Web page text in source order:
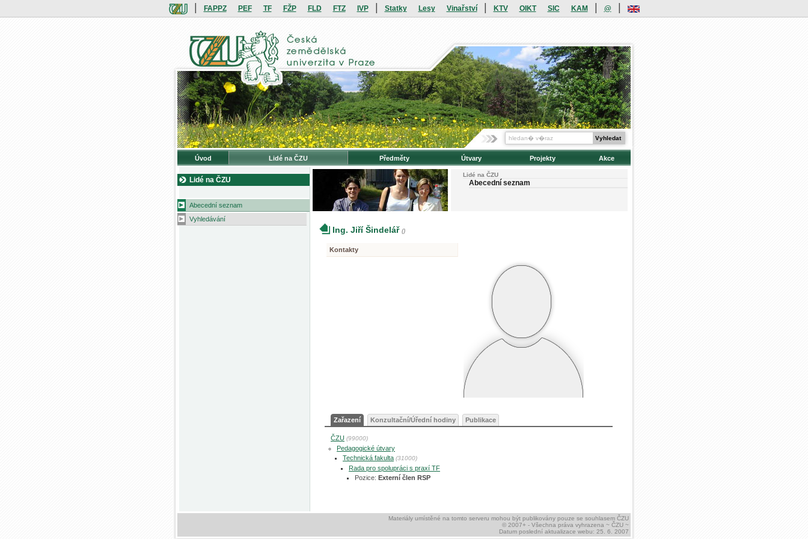
FAPPZ PEF TF FŽP FLD FTZ IVP Statky Lesy Vinařství KTV OIKT SIC KAM @
Úvod Lidé na ČZU Předměty Útvary Projekty Akce
Lidé na ČZU
Abecední seznam
Vyhledávání
Lidé na ČZU
Abecední seznam
Ing. Jiří Šindelář ()
Kontakty
Zařazení Konzultační/Úřední hodiny Publikace
ČZU (99000)
Pedagogické útvary
Technická fakulta (31000)
Rada pro spolupráci s praxí TF
Pozice: Externí člen RSP
Materiály umístěné na tomto serveru mohou být publikovány pouze se souhlasem ČZU
© 2007+ - Všechna práva vyhrazena ~ ČZU ~
Datum poslední aktualizace webu: 25. 6. 2007